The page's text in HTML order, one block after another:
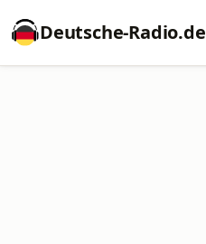
Deutsche-Radio.de